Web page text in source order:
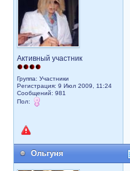
Активный участник
Группа: Участники
Регистрация: 9 Июл 2009, 11:24
Сообщений: 981
Пол:
Ольгуня